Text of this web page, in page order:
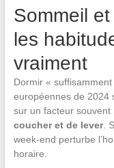
Sommeil
les
vraiment
Dormir «
européennes de 2024
sur un facteur souvent
coucher et de lever.
week-end perturbe
horaire.